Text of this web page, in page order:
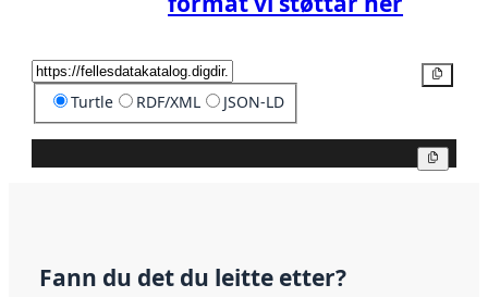
Turtle RDF/XML JSON-LD
Fann du det du leitte etter?